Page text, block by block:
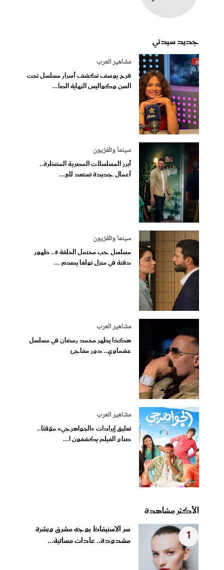
جديد سيدتي
مشاهير العرب
فرح يوسف تكشف أسرار مسلسل تحت
السن وكواليس النهاية الصا...
سينما وتلفزيون
أبرز المسلسلات المصرية المنتظرة..
أعمال جديدة تستعد للع...
سينما وتلفزيون
مسلسل حب محتمل الحلقة 8.. ظهور
دفنة في منزل تولغا يصدم ...
مشاهير العرب
هكذا يظهر محمد رمضان في مسلسل
عشماوي.. دور مفاجئ
مشاهير العرب
تعليق إيرادات «الجواهرجي» مؤقتًا..
صناع الفيلم يكشفون ا...
الأكثر مشاهدة
1
سر الاستيقاظ بوجه مشرق وبشرة
مشدودة.. عادات مسائية...